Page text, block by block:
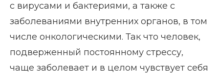
с вирусами и бактериями, а также с
заболеваниями внутренних органов, в том
числе онкологическими. Так что человек,
подверженный постоянному стрессу,
чаще заболевает и в целом чувствует себя